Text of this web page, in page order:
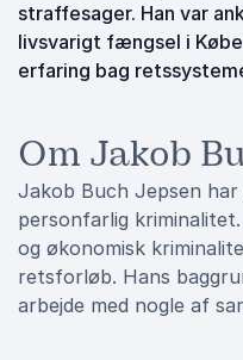
straffesager. Han var
livsvarigt fængsel i
erfaring bag
Om Jakob
Jakob Buch Jepsen har
personfarlig
og økonomisk
retsforløb. Hans
arbejde med nogle af